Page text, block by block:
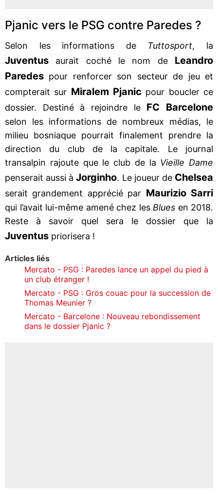
Pjanic vers le PSG contre Paredes ?
Selon les informations de Tuttosport, la
Juventus aurait coché le nom de Leandro
Paredes pour renforcer son secteur de jeu et
compterait sur Miralem Pjanic pour boucler ce
dossier. Destiné à rejoindre le FC Barcelone
selon les informations de nombreux médias, le
milieu bosniaque pourrait finalement prendre la
direction du club de la capitale. Le journal
transalpin rajoute que le club de la Vieille Dame
penserait aussi àJorginho. Le joueur de Chelsea
serait grandement apprécié par Maurizio Sarri
qui l’avait lui-même amené chez les Blues en 2018.
Reste à savoir quel sera le dossier que la
Juventus priorisera !
Articles liés
Mercato - PSG : Paredes lance un appel du pied à
un club étranger !
Mercato - PSG : Gros couac pour la succession de
Thomas Meunier ?
Mercato - Barcelone : Nouveau rebondissement
dans le dossier Pjanic ?